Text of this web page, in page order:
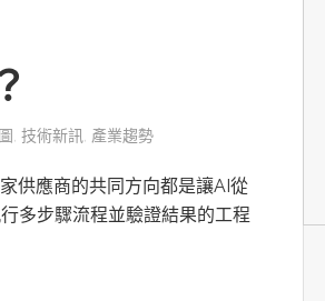
技術新訊 產業趨勢
供應商的共同方向都是讓AI從
多步驟流程並驗證結果的工程